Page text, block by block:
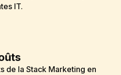
IT.
de la Stack Marketing en